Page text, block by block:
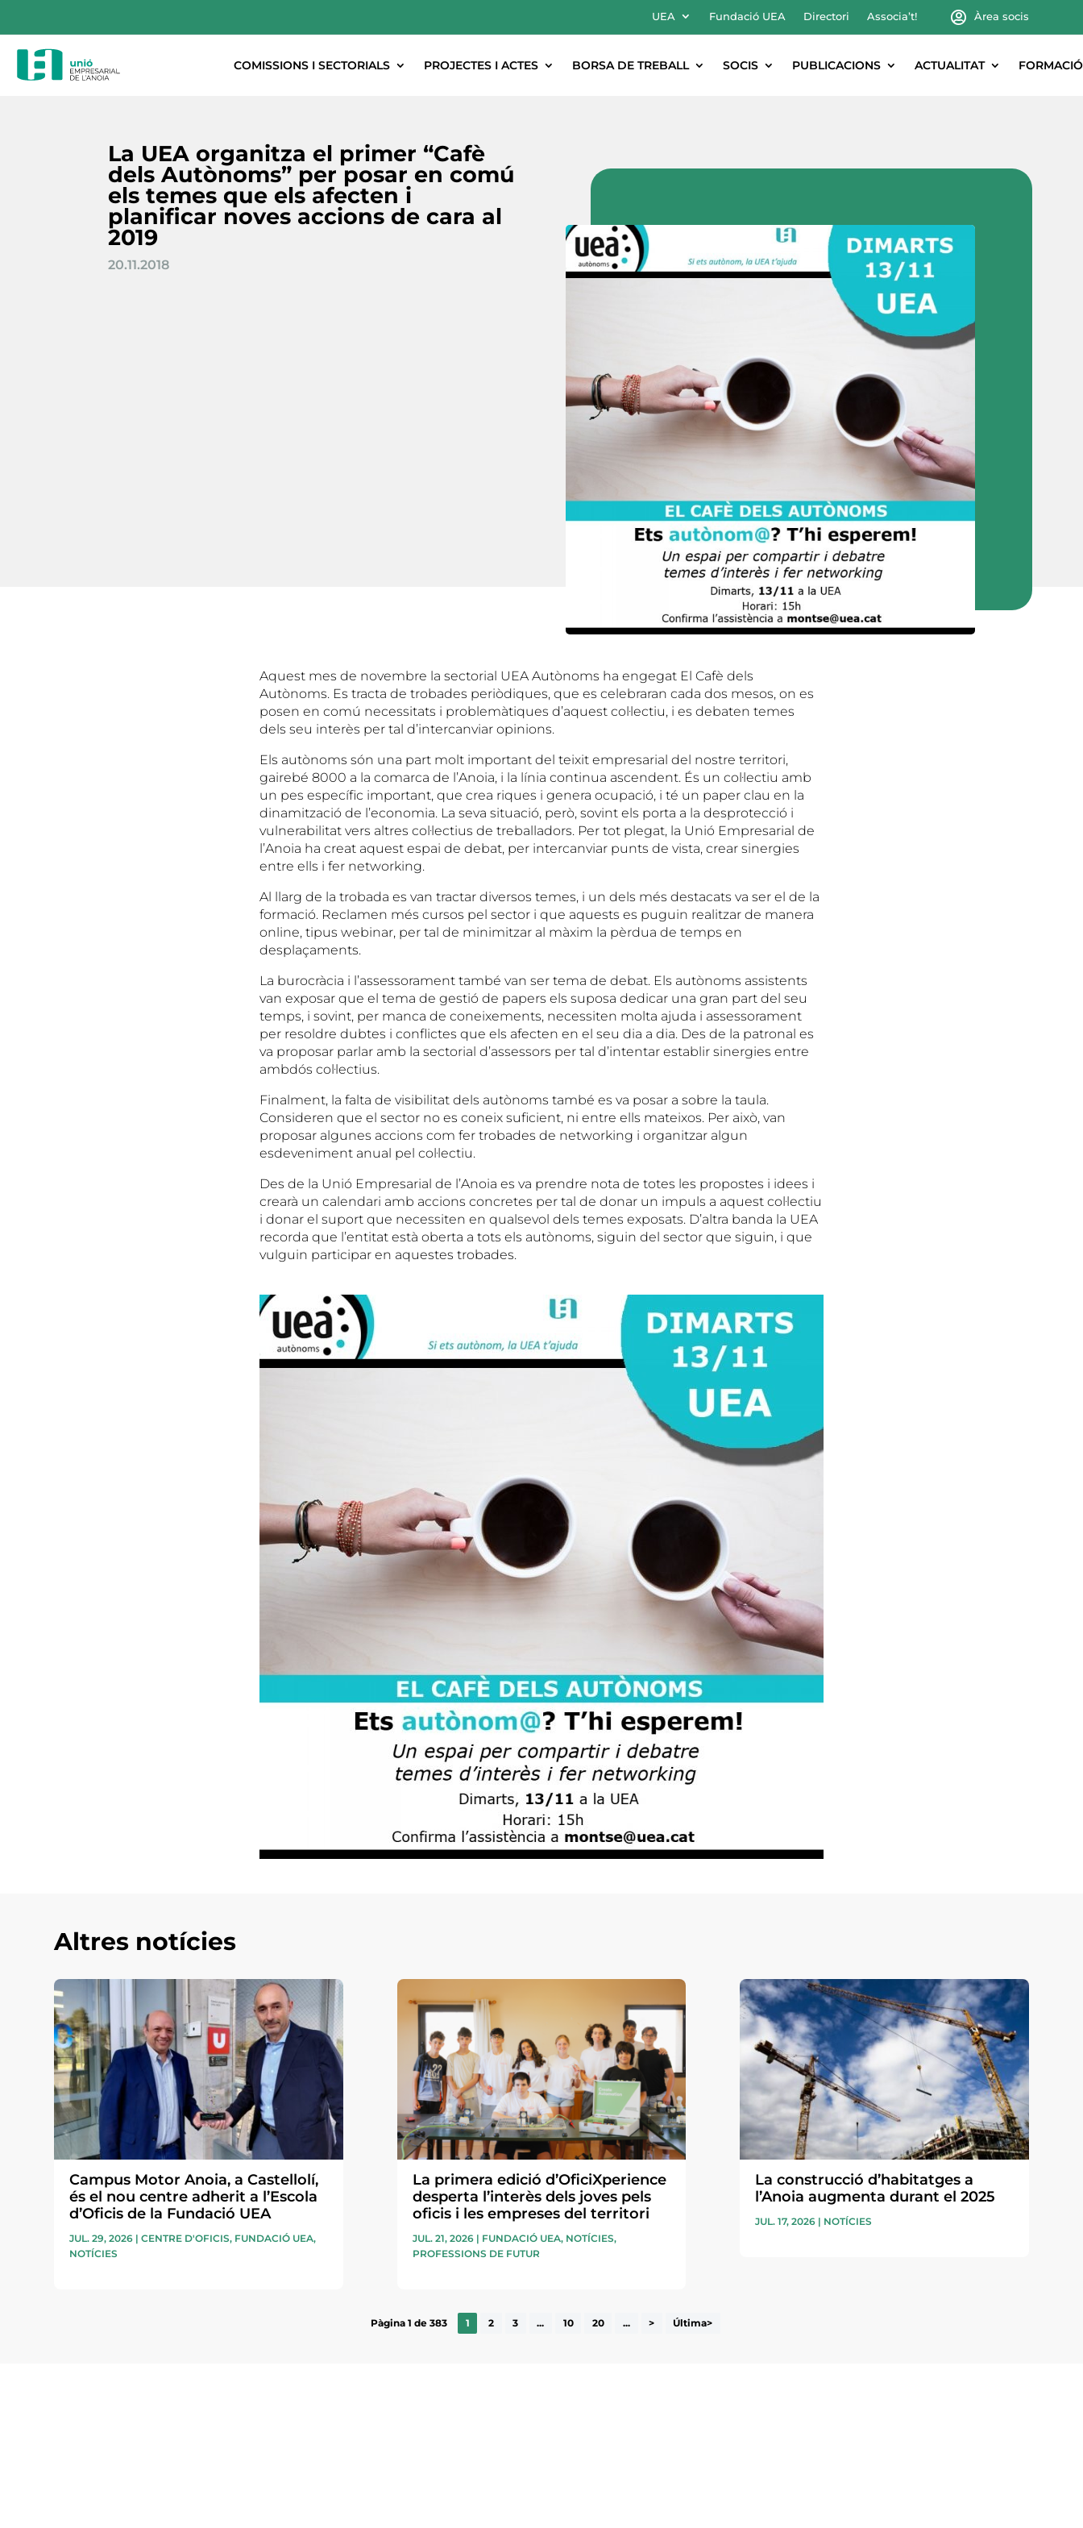
UEA Fundació UEA Directori Associa’t! Àrea socis
COMISSIONS I SECTORIALS PROJECTES I ACTES BORSA DE TREBALL SOCIS PUBLICACIONS ACTUALITAT FORMACIÓ
La UEA organitza el primer “Cafè
dels Autònoms” per posar en comú
els temes que els afecten i
planificar noves accions de cara al
2019
20.11.2018
Aquest mes de novembre la sectorial UEA Autònoms ha engegat El Cafè dels
Autònoms. Es tracta de trobades periòdiques, que es celebraran cada dos mesos, on es
posen en comú necessitats i problemàtiques d’aquest col·lectiu, i es debaten temes
dels seu interès per tal d’intercanviar opinions.
Els autònoms són una part molt important del teixit empresarial del nostre territori,
gairebé 8000 a la comarca de l’Anoia, i la línia continua ascendent. És un col·lectiu amb
un pes específic important, que crea riques i genera ocupació, i té un paper clau en la
dinamització de l’economia. La seva situació, però, sovint els porta a la desprotecció i
vulnerabilitat vers altres col·lectius de treballadors. Per tot plegat, la Unió Empresarial de
l’Anoia ha creat aquest espai de debat, per intercanviar punts de vista, crear sinergies
entre ells i fer networking.
Al llarg de la trobada es van tractar diversos temes, i un dels més destacats va ser el de la
formació. Reclamen més cursos pel sector i que aquests es puguin realitzar de manera
online, tipus webinar, per tal de minimitzar al màxim la pèrdua de temps en
desplaçaments.
La burocràcia i l’assessorament també van ser tema de debat. Els autònoms assistents
van exposar que el tema de gestió de papers els suposa dedicar una gran part del seu
temps, i sovint, per manca de coneixements, necessiten molta ajuda i assessorament
per resoldre dubtes i conflictes que els afecten en el seu dia a dia. Des de la patronal es
va proposar parlar amb la sectorial d’assessors per tal d’intentar establir sinergies entre
ambdós col·lectius.
Finalment, la falta de visibilitat dels autònoms també es va posar a sobre la taula.
Consideren que el sector no es coneix suficient, ni entre ells mateixos. Per això, van
proposar algunes accions com fer trobades de networking i organitzar algun
esdeveniment anual pel col·lectiu.
Des de la Unió Empresarial de l’Anoia es va prendre nota de totes les propostes i idees i
crearà un calendari amb accions concretes per tal de donar un impuls a aquest col·lectiu
i donar el suport que necessiten en qualsevol dels temes exposats. D’altra banda la UEA
recorda que l’entitat està oberta a tots els autònoms, siguin del sector que siguin, i que
vulguin participar en aquestes trobades.
Altres notícies
Campus Motor Anoia, a Castellolí,
és el nou centre adherit a l’Escola
d’Oficis de la Fundació UEA
JUL. 29, 2026 |CENTRE D'OFICIS, FUNDACIÓ UEA,
NOTÍCIES
La primera edició d’OficiXperience
desperta l’interès dels joves pels
oficis i les empreses del territori
JUL. 21, 2026| FUNDACIÓ UEA, NOTÍCIES,
PROFESSIONS DE FUTUR
La construcció d’habitatges a
l’Anoia augmenta durant el 2025
JUL. 17, 2026| NOTÍCIES
Pàgina 1 de 383 1 2 3 ... 10 20 ... > Última>